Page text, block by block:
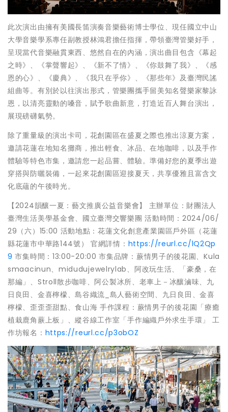
此次演出由擁有美國長笛演奏音樂藝術博士學位、現任國立中山
大學音樂學系專任副教授林鴻君擔任指揮，帶領臺灣管樂好手，
呈現當代音樂融貫東西、悠然自在的內涵，演出曲目包含《幕起
之時》、《掌聲響起》、《新不了情》、《你鼓舞了我》、《感
恩的心》、《慶典》、《我只在乎你》、《那些年》及臺灣民謠
組曲等。有別於以往演出形式，管樂團攜手留美知名聲樂家黎詠
恩，以清亮靈動的嗓音，賦予歌曲新意，打造近百人舞台演出，
展現磅礴氣勢。
除了重量級的演出卡司，花創園區在盛夏之際也推出涼夏方案，
邀請花蓮在地知名攤商，推出輕食、冰品、在地咖啡，以及手作
體驗等特色市集，邀請您一起品嘗、體驗。準備好您的夏季出遊
穿搭與防曬裝備，一起來花創園區迎接夏天，共享優雅且富含文
化底蘊的午後時光。
【2024韻釀一夏：藝文推廣公益音樂會】 主辦單位：財團法人
臺灣生活美學基金會、國立臺灣交響樂團 活動時間：2024/06/
29（六）15:00 活動地點：花蓮文化創意產業園區戶外區（花蓮
縣花蓮市中華路144號） 官網詳情： https://reurl.cc/lQ2Qp
9 市集時間：13:00-20:00 市集品牌：蕨情男子的後花園、Kula
smaacinun、midudujewelrylab、阿改玩生活、「豪桑，在
那編」、Stroll散步咖啡、阿公製冰所、老車上－冰釀滷味、九
日良田、金喜檸檬、島谷織流_島人藝術空間、九日良田、金喜
檸檬、歪歪歪甜點、食山海 手作課程：蕨情男子的後花園「療癒
植栽鹿角蕨上板」、縱谷線工作室「手作編織戶外求生手環」 工
作坊報名： https://reurl.cc/p3obOZ